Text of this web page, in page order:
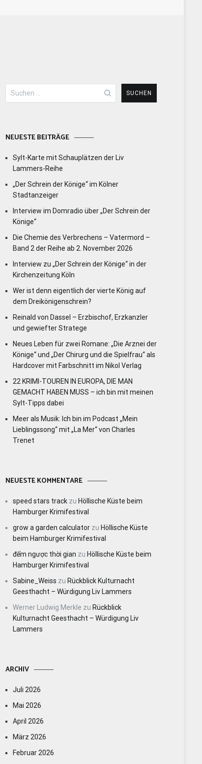
Suchen
nach:
NEUESTE BEITRÄGE
Sylt-Karte mit Schauplätzen der Liv
Lammers-Reihe
„Der Schrein der Könige“ im Kölner
Stadtanzeiger
Interview im Domradio über „Der Schrein der
Könige“
Die Chemie des Verbrechens – Vatermord –
Band 2 der Reihe ab 2. November 2026
Interview zu „Der Schrein der Könige“ in der
Kirchenzeitung Köln
Wer ist denn eigentlich der vierte König auf
dem Dreikönigenschrein?
Reinald von Dassel – Erzbischof, Erzkanzler
und gewiefter Stratege
Neues Leben für zwei Romane: „Die Arznei der
Könige“ und „Der Chirurg und die Spielfrau“ als
Hardcover mit Farbschnitt im Nikol Verlag
22 KRIMI-TOUREN IN EUROPA, DIE MAN
GEMACHT HABEN MUSS – ich bin mit meinen
Sylt-Tipps dabei
Meer als Musik: Ich bin im Podcast „Mein
Lieblingssong“ mit „La Mer“ von Charles
Trenet
NEUESTE KOMMENTARE
speed stars track zu Höllische Küste beim
Hamburger Krimifestival
grow a garden calculator zu Höllische Küste
beim Hamburger Krimifestival
đếm ngược thời gian zu Höllische Küste beim
Hamburger Krimifestival
Sabine_Weiss zu Rückblick Kulturnacht
Geesthacht – Würdigung Liv Lammers
Werner Ludwig Merkle zu Rückblick
Kulturnacht Geesthacht – Würdigung Liv
Lammers
ARCHIV
Juli 2026
Mai 2026
April 2026
März 2026
Februar 2026